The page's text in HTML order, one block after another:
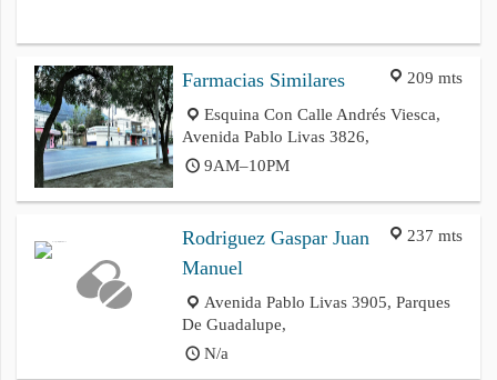
209 mts
Farmacias Similares
Esquina Con Calle Andrés Viesca,
Avenida Pablo Livas 3826,
9AM–10PM
237 mts
Rodriguez Gaspar Juan
Manuel
Avenida Pablo Livas 3905, Parques
De Guadalupe,
N/a